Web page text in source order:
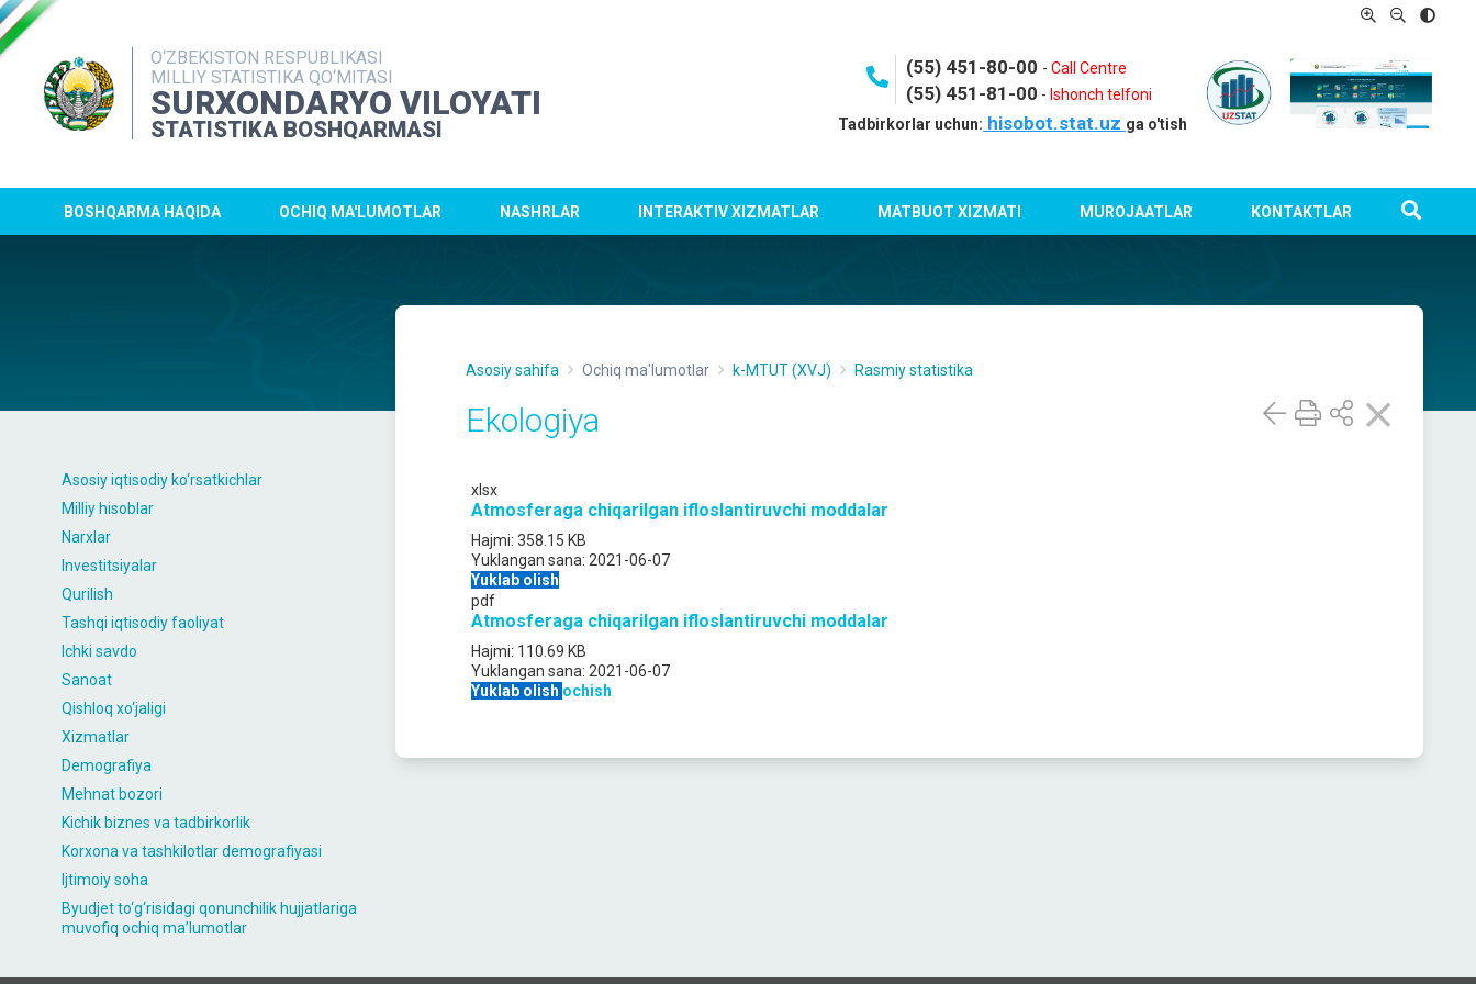
O‘ZBEKISTON RESPUBLIKASI
MILLIY STATISTIKA QO‘MITASI
SURXONDARYO VILOYATI
STATISTIKA BOSHQARMASI
(55) 451-80-00 -Call Centre
(55) 451-81-00 - Ishonch telfoni
Tadbirkorlar uchun: hisobot.stat.uz ga o'tish
BOSHQARMA HAQIDA OCHIQ MA'LUMOTLAR NASHRLAR INTERAKTIV XIZMATLAR MATBUOT XIZMATI MUROJAATLAR KONTAKTLAR
Asosiy iqtisodiy ko‘rsatkichlar
Milliy hisoblar
Narxlar
Investitsiyalar
Qurilish
Tashqi iqtisodiy faoliyat
Ichki savdo
Sanoat
Qishloq xo‘jaligi
Xizmatlar
Demografiya
Mehnat bozori
Kichik biznes va tadbirkorlik
Korxona va tashkilotlar demografiyasi
Ijtimoiy soha
Byudjet to‘g‘risidagi qonunchilik hujjatlariga
muvofiq ochiq maʼlumotlar
Asosiy sahifa Ochiq ma'lumotlar k-MTUT (XVJ) Rasmiy statistika
Ekologiya
xlsx
Atmosferaga chiqarilgan ifloslantiruvchi moddalar
Hajmi: 358.15 KB
Yuklangan sana: 2021-06-07
Yuklab olish
pdf
Atmosferaga chiqarilgan ifloslantiruvchi moddalar
Hajmi: 110.69 KB
Yuklangan sana: 2021-06-07
Yuklab olish ochish